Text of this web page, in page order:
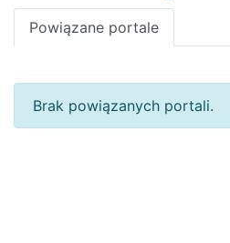
Powiązane portale
Brak powiązanych portali.